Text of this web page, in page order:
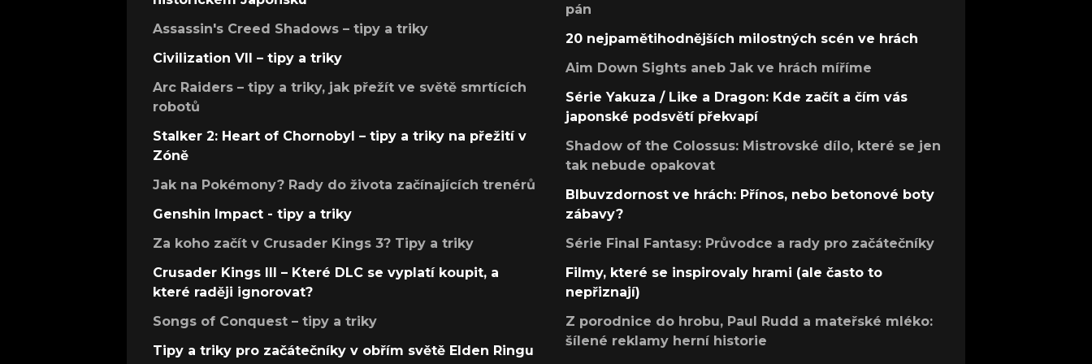
Assassin's Creed Shadows – tipy a triky
Civilization VII – tipy a triky
Arc Raiders – tipy a triky, jak přežít ve světě smrtících
robotů
Stalker 2: Heart of Chornobyl – tipy a triky na přežití v
Zóně
Jak na Pokémony? Rady do života začínajících trenérů
Genshin Impact - tipy a triky
Za koho začít v Crusader Kings 3? Tipy a triky
Crusader Kings III – Které DLC se vyplatí koupit, a
které raději ignorovat?
Songs of Conquest – tipy a triky
Tipy a triky pro začátečníky v obřím světě Elden Ringu
pán
20 nejpamětihodnějších milostných scén ve hrách
Aim Down Sights aneb Jak ve hrách míříme
Série Yakuza / Like a Dragon: Kde začít a čím vás
japonské podsvětí překvapí
Shadow of the Colossus: Mistrovské dílo, které se jen
tak nebude opakovat
Blbuvzdornost ve hrách: Přínos, nebo betonové boty
zábavy?
Série Final Fantasy: Průvodce a rady pro začátečníky
Filmy, které se inspirovaly hrami (ale často to
nepřiznají)
Z porodnice do hrobu, Paul Rudd a mateřské mléko:
šílené reklamy herní historie